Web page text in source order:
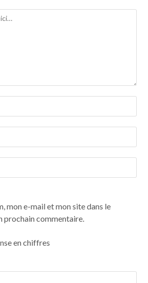
mon e-mail et mon site dans le
prochain commentaire.
en chiffres